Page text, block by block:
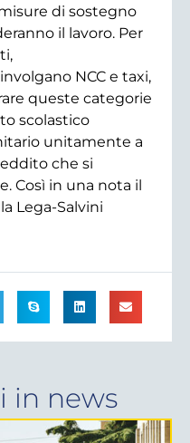
di sostegno
il lavoro. Per
NCC e taxi,
queste categorie
scolastico
unitamente a
che si
Così in una nota il
Lega-Salvini
in news